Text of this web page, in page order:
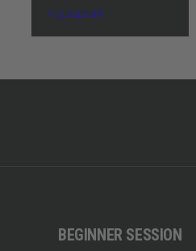
Aquapark
BEGINNER SESSION